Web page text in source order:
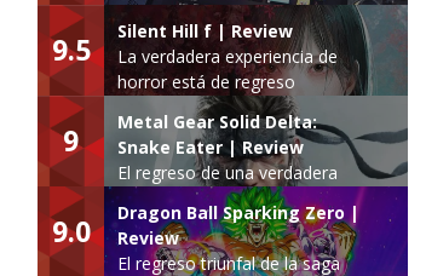
9.5
Silent Hill f | Review
La verdadera experiencia de
horror está de regreso
9
Metal Gear Solid Delta:
Snake Eater | Review
El regreso de una verdadera
leyenda
9.0
Dragon Ball Sparking Zero |
Review
El regreso triunfal de la saga